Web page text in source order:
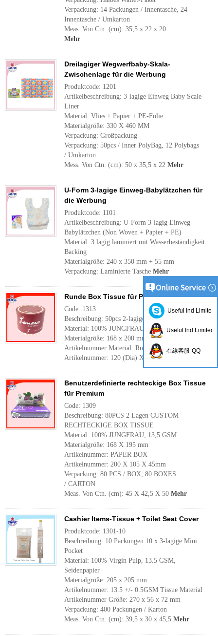
Verpackung: 14 Packungen / Innentasche, 24
Innentasche / Umkarton
Meas. Von Ctn. (cm): 35,5 x 22 x 20
Mehr
Dreilagiger Wegwerfbaby-Skala-
Zwischenlage für die Werbung
Produktcode: 1201
Artikelbeschreibung: 3-lagige Einweg Baby Scale
Liner
Material: Vlies + Papier + PE-Folie
Materialgröße: 330 X 460 MM
Verpackung: Großpackung
Verpackung: 50pcs / Inner PolyBag, 12 Polybags
/ Umkarton
Mess. Von Ctn. (cm): 50 x 35,5 x 22 Mehr
U-Form 3-lagige Einweg-Babylätzchen für
die Werbung
Produktcode: 1101
Artikelbeschreibung: U-Form 3-lagig Einweg-
Babylätzchen (Non Woven + Papier + PE)
Material: 3 lagig laminiert mit Wasserbeständigkeit
Backing
Materialgröße: 240 x 350 mm + 55 mm
Verpackung: Laminierte Tasche Mehr
Runde Box Tissue für Premium
Code: 1313
Beschreibung: 50pcs 2-lagige Runde Box Tissue
Material: 100% JUNGFRAU, 13,5 GSM
Materialgröße: 168 x 200 mm
Artikelnummer Material: Runde Form Box
Artikelnummer: 120 (Dia) X 90MM
Benutzerdefinierte rechteckige Box Tissue
für Premium
Code: 1309
Beschreibung: 80PCS 2 Lagen CUSTOM
RECHTECKIGE BOX TISSUE
Material: 100% JUNGFRAU, 13,5 GSM
Materialgröße: 168 X 195 mm
Artikelnummer: PAPER BOX
Artikelnummer: 200 X 105 X 45mm
Verpackung: 80 PCS / BOX, 80 BOXES
/ CARTON
Meas. Von Ctn. (cm): 45 X 42,5 X 50 Mehr
Cashier Items-Tissue + Toilet Seat Cover
Produktcode: 1301-10
Beschreibung: 10 Packungen 10 x 3-lagige Mini
Pocket
Material: 100% Virgin Pulp, 13.5 GSM,
Seidenpapier
Materialgröße: 205 x 205 mm
Artikelnummer: 13.5 +/- 0.5GSM Tissue Material
Artikelnummer Größe: 270 x 56 x 72 mm
Verpackung: 400 Packungen / Karton
Meas. Von Ctn. (cm): 39,5 x 30 x 45,5 Mehr
Useful Ind Limited
Useful Ind Limited
在線客服-QQ